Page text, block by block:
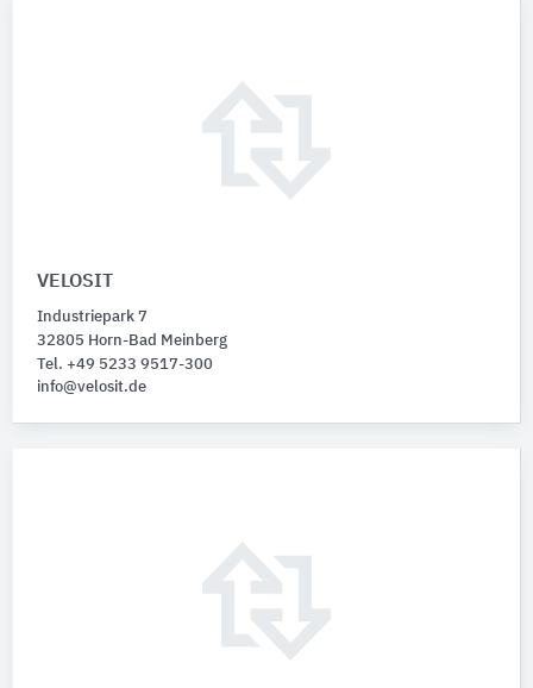
VELOSIT
Industriepark 7
32805 Horn-Bad Meinberg
Tel. +49 5233 9517-300
info@velosit.de